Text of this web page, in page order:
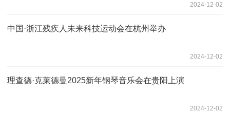
2024-12-02
中国·浙江残疾人未来科技运动会在杭州举办
2024-12-02
理查德·克莱德曼2025新年钢琴音乐会在贵阳上演
2024-12-02